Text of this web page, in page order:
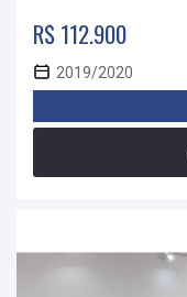
R$ 112.900
2019/2020